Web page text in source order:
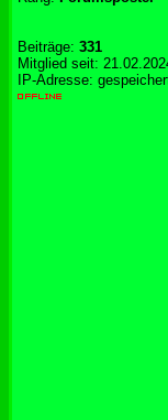
Beiträge: 331
Mitglied seit:
IP-Adresse: